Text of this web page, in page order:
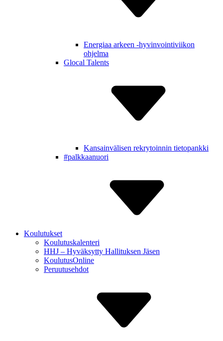
Energiaa arkeen -hyvinvointiviikon
ohjelma
Glocal Talents
Kansain­välisen rekry­toinnin tietopankki
#palkkaa­nuori
Koulutukset
Koulutuskalenteri
HHJ – Hyväksytty Hallituksen Jäsen
Koulutus­Online
Peruutus­ehdot